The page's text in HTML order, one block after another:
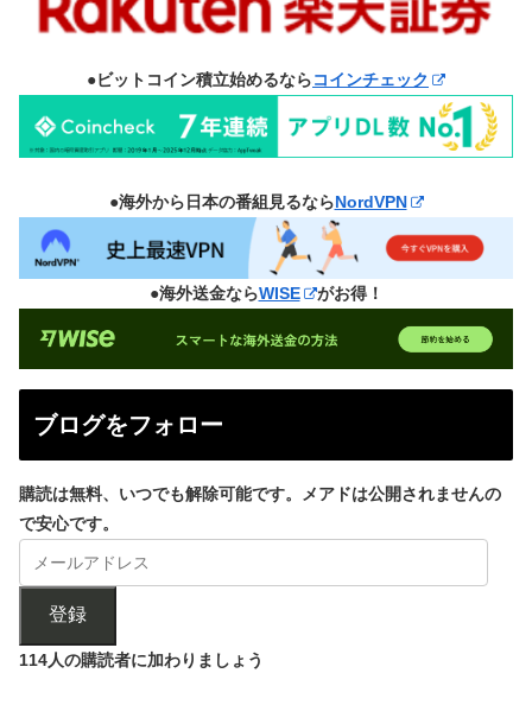
●ビットコイン積立始めるならコインチェック
●海外から日本の番組見るならNordVPN
●海外送金ならWISE がお得！
ブログをフォロー
購読は無料、いつでも解除可能です。メアドは公開されませんの
で安心です。
登録
114人の購読者に加わりましょう